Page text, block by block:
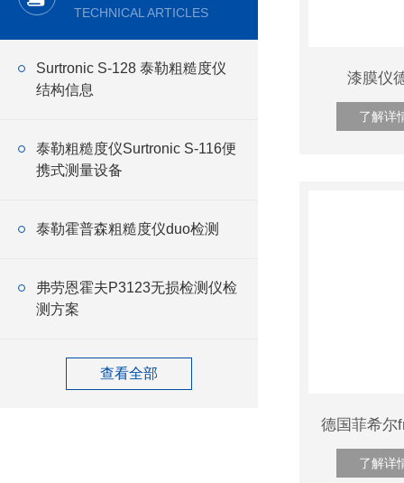
TECHNICAL ARTICLES
Surtronic S‑128 泰勒粗糙度仪
结构信息
泰勒粗糙度仪Surtronic S-116便
携式测量设备
泰勒霍普森粗糙度仪duo检测
弗劳恩霍夫P3123无损检测仪检
测方案
查看全部
漆膜仪
了解详
了解详